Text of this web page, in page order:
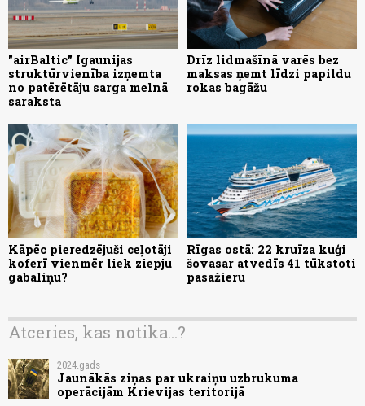
"airBaltic" Igaunijas
struktūrvienība izņemta
no patērētāju sarga melnā
saraksta
Drīz lidmašīnā varēs bez
maksas ņemt līdzi papildu
rokas bagāžu
Kāpēc pieredzējuši ceļotāji
koferī vienmēr liek ziepju
gabaliņu?
Rīgas ostā: 22 kruīza kuģi
šovasar atvedīs 41 tūkstoti
pasažieru
Atceries, kas notika...?
2024.gads
Jaunākās ziņas par ukraiņu uzbrukuma
operācijām Krievijas teritorijā